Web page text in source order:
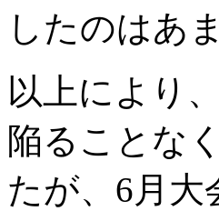
したのはあ
以上により
陥ることな
たが、6月